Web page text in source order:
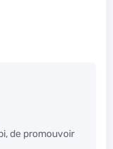
de promouvoir